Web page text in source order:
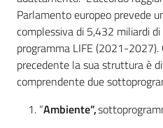
Seguici
su
Parlamento europeo prevede
complessiva di 5,432 miliardi di
programma LIFE (2021-
precedente la sua struttura è
comprendente due
“Ambiente”,